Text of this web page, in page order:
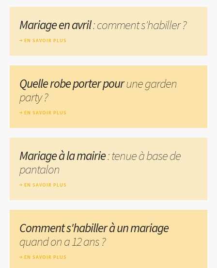
Mariage en avril: comment s'habiller ?
EN SAVOIR PLUS
Quelle robe porter pourune garden
party ?
EN SAVOIR PLUS
Mariage à la mairie: tenue à base de
pantalon
EN SAVOIR PLUS
Comment s'habiller à un mariage
quand on a 12 ans ?
EN SAVOIR PLUS